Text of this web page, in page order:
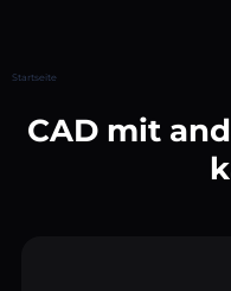
Startseite
CAD mit